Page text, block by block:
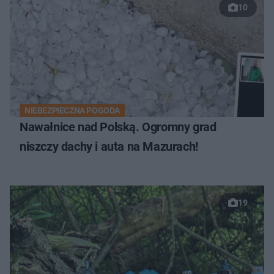
10
NIEBEZPIECZNA POGODA
Nawałnice nad Polską. Ogromny grad
niszczy dachy i auta na Mazurach!
19